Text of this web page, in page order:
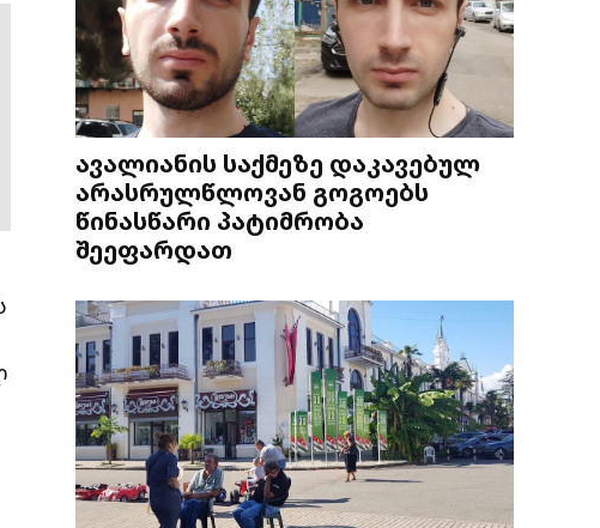
ავალიანის საქმეზე დაკავებულ
არასრულწლოვან გოგოებს
წინასწარი პატიმრობა
შეეფარდათ